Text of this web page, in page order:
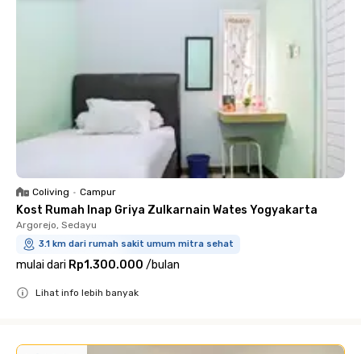
Coliving • Campur
Kost Rumah Inap Griya Zulkarnain Wates Yogyakarta
Argorejo, Sedayu
3.1 km dari rumah sakit umum mitra sehat
mulai dari Rp1.300.000 /bulan
Lihat info lebih banyak